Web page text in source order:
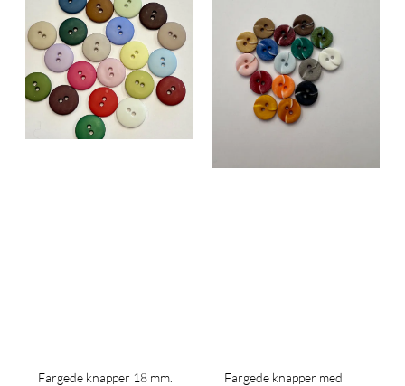
Fargede knapper 18 mm.
Fargede knapper med